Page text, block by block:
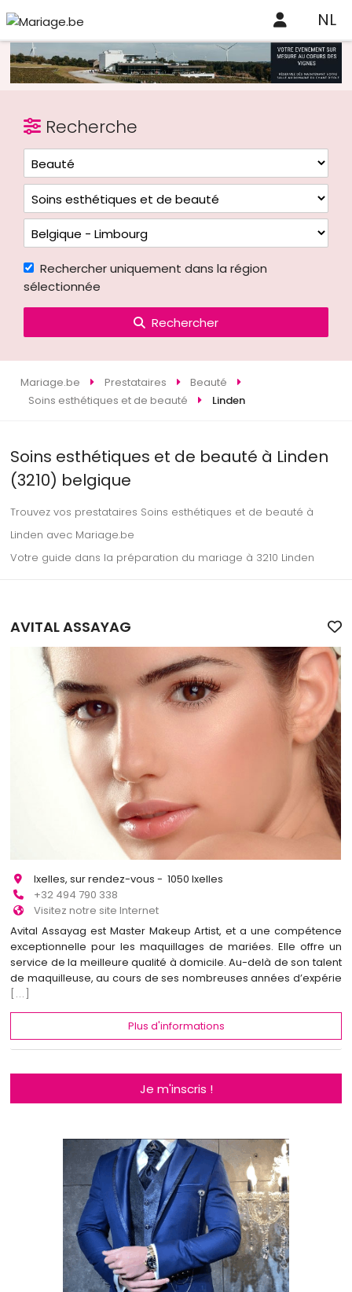
NL
Recherche
Rechercher uniquement dans la région
sélectionnée
Rechercher
Mariage.be Prestataires
Beauté
Soins esthétiques et de beauté
Linden
Soins esthétiques et de beauté à Linden
(3210) belgique
Trouvez vos prestataires Soins esthétiques et de beauté à
Linden avec Mariage.be
Votre guide dans la préparation du mariage à 3210 Linden
AVITAL ASSAYAG
Ixelles, sur rendez-vous - 1050 Ixelles
+32 494 790 338
Visitez notre site Internet
Avital Assayag est Master Makeup Artist, et a une compétence
exceptionnelle pour les maquillages de mariées. Elle offre un
service de la meilleure qualité à domicile. Au-delà de son talent
de maquilleuse, au cours de ses nombreuses années d’expérie
[...]
Plus d'informations
Je m'inscris !